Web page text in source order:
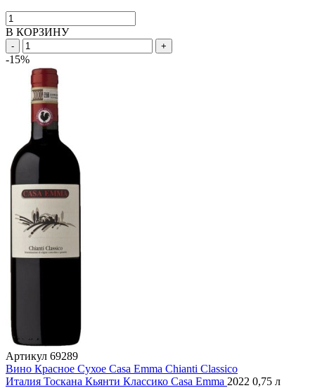
В КОРЗИНУ
- +
-15%
Артикул 69289
Вино Красное Сухое Casa Emma Chianti Classico
Италия Тоскана Кьянти Классико Casa Emma 2022 0,75 л